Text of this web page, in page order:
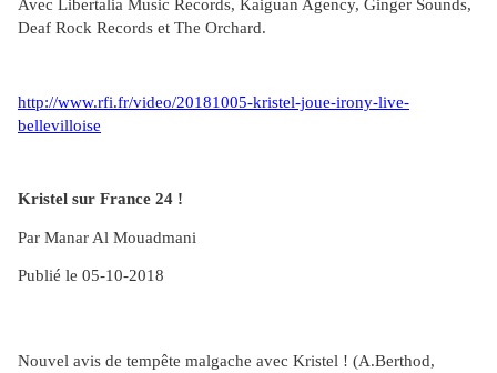
Avec Libertalia Music Records, Kaiguan Agency, Ginger Sounds,
Deaf Rock Records et The Orchard.
http://www.rfi.fr/video/20181005-kristel-joue-irony-live-
bellevilloise
Kristel sur France 24 !
Par Manar Al Mouadmani
Publié le 05-10-2018
Nouvel avis de tempête malgache avec Kristel ! (A.Berthod,